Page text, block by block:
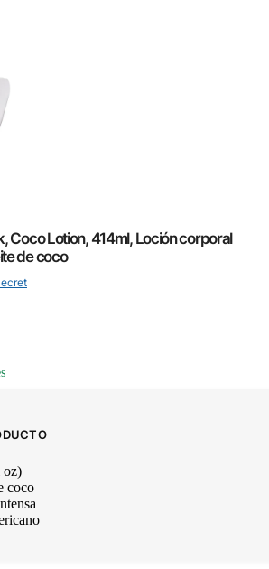
Coco Lotion, 414ml, Loción corporal
de coco
oz)
coco